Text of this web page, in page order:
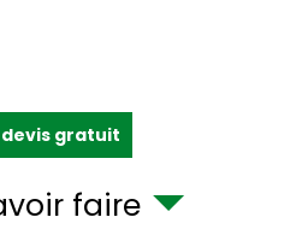
gratuit
faire